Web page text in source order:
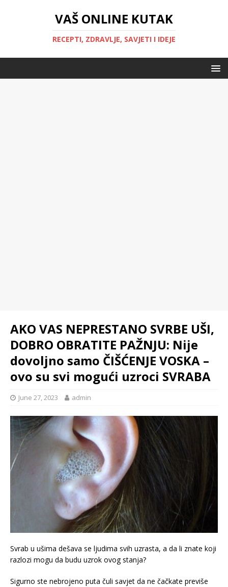
VAŠ ONLINE KUTAK
RECEPTI, ZDRAVLJE, SAVJETI I IDEJE
AKO VAS NEPRESTANO SVRBE UŠI,
DOBRO OBRATITE PAŽNJU: Nije
dovoljno samo ČIŠĆENJE VOSKA –
ovo su svi mogući uzroci SVRABA
June 27, 2023 admin
Svrab u ušima dešava se ljudima svih uzrasta, a da li znate koji
razlozi mogu da budu uzrok ovog stanja?
Sigurno ste nebrojeno puta čuli savjet da ne čačkate previše